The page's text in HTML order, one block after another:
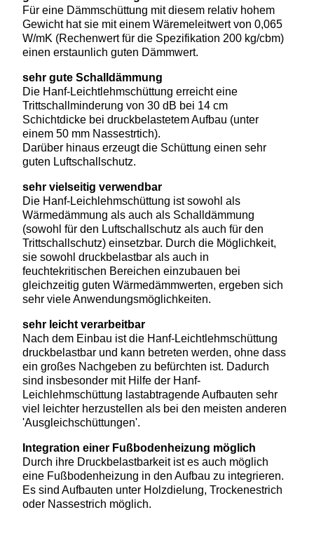
Für eine Dämmschüttung mit diesem relativ hohem
Gewicht hat sie mit einem Wäremeleitwert von 0,065
W/mK (Rechenwert für die Spezifikation 200 kg/cbm)
einen erstaunlich guten Dämmwert.
sehr gute Schalldämmung
Die Hanf-Leichtlehmschüttung erreicht eine
Trittschallminderung von 30 dB bei 14 cm
Schichtdicke bei druckbelastetem Aufbau (unter
einem 50 mm Nassestrtich).
Darüber hinaus erzeugt die Schüttung einen sehr
guten Luftschallschutz.
sehr vielseitig verwendbar
Die Hanf-Leichlehmschüttung ist sowohl als
Wärmedämmung als auch als Schalldämmung
(sowohl für den Luftschallschutz als auch für den
Trittschallschutz) einsetzbar. Durch die Möglichkeit,
sie sowohl druckbelastbar als auch in
feuchtekritischen Bereichen einzubauen bei
gleichzeitig guten Wärmedämmwerten, ergeben sich
sehr viele Anwendungsmöglichkeiten.
sehr leicht verarbeitbar
Nach dem Einbau ist die Hanf-Leichtlehmschüttung
druckbelastbar und kann betreten werden, ohne dass
ein großes Nachgeben zu befürchten ist. Dadurch
sind insbesonder mit Hilfe der Hanf-
Leichlehmschüttung lastabtragende Aufbauten sehr
viel leichter herzustellen als bei den meisten anderen
'Ausgleichschüttungen'.
Integration einer Fußbodenheizung möglich
Durch ihre Druckbelastbarkeit ist es auch möglich
eine Fußbodenheizung in den Aufbau zu integrieren.
Es sind Aufbauten unter Holzdielung, Trockenestrich
oder Nassestrich möglich.